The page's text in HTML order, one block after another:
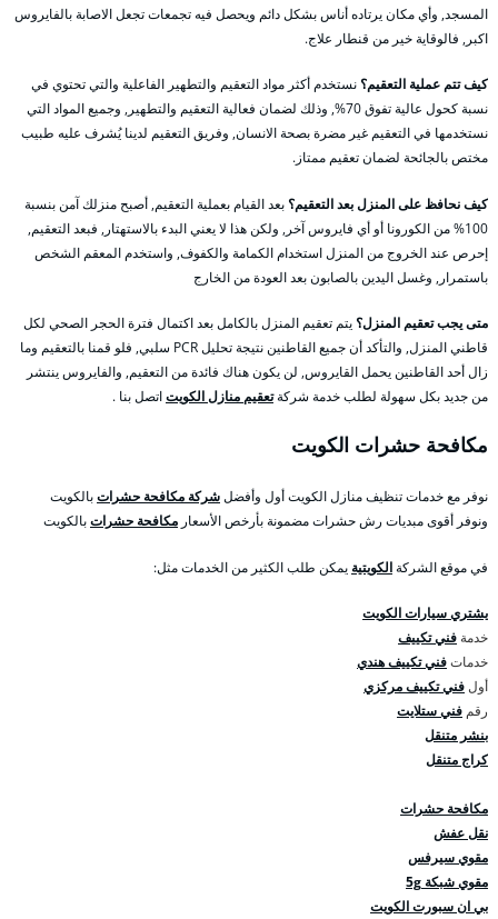
المسجد, وأي مكان يرتاده أناس بشكل دائم ويحصل فيه تجمعات تجعل الاصابة بالفايروس
اكبر, فالوقاية خير من قنطار علاج.
كيف تتم عملية التعقيم؟ نستخدم أكثر مواد التعقيم والتطهير الفاعلية والتي تحتوي في
نسبة كحول عالية تفوق 70%, وذلك لضمان فعالية التعقيم والتطهير, وجميع المواد التي
نستخدمها في التعقيم غير مضرة بصحة الانسان, وفريق التعقيم لدينا يُشرف عليه طبيب
مختص بالجائحة لضمان تعقيم ممتاز.
كيف نحافظ على المنزل بعد التعقيم؟ بعد القيام بعملية التعقيم, أصبح منزلك آمن بنسبة
100% من الكورونا أو أي فايروس آخر, ولكن هذا لا يعني البدء بالاستهتار, فبعد التعقيم,
إحرص عند الخروج من المنزل استخدام الكمامة والكفوف, واستخدم المعقم الشخص
باستمرار, وغسل اليدين بالصابون بعد العودة من الخارج
متى يجب تعقيم المنزل؟ يتم تعقيم المنزل بالكامل بعد اكتمال فترة الحجر الصحي لكل
قاطني المنزل, والتأكد أن جميع القاطنين نتيجة تحليل PCR سلبي, فلو قمنا بالتعقيم وما
زال أحد القاطنين يحمل القايروس, لن يكون هناك فائدة من التعقيم, والفايروس ينتشر
من جديد بكل سهولة لطلب خدمة شركةتعقيم منازل الكويتاتصل بنا .
مكافحة حشرات الكويت
نوفر مع خدمات تنظيف منازل الكويت أول وأفضلشركة مكافحة حشراتبالكويت
ونوفر أقوى مبديات رش حشرات مضمونة بأرخص الأسعار مكافحة حشراتبالكويت
في موقع الشركةالكويتية يمكن طلب الكثير من الخدمات مثل:
يشتري سيارات الكويت
خدمة فني تكييف
خدماتفني تكييف هندي
أولفني تكييف مركزي
رقم فني ستلايت
بنشر متنقل
كراج متنقل
مكافحة حشرات
نقل عفش
مقوي سيرفس
مقوي شبكة 5g
بي ان سبورت الكويت